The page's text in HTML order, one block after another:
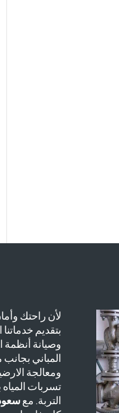
لأن راحتك
بتقديم
وصيانة أنظمة
المباني
ومعالجة
تسربات
التربة. مع